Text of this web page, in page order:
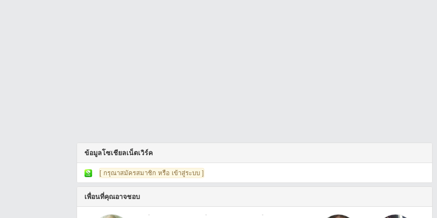
ข้อมูลโซเชียลเน็ตเวิร์ค
[ กรุณาสมัครสมาชิก หรือ เข้าสู่ระบบ ]
เพื่อนที่คุณอาจชอบ